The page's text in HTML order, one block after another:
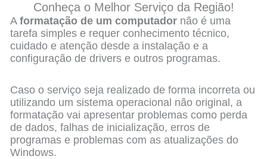
Conheça o Melhor Serviço da Região!
Aformatação de um computador não é uma
tarefa simples e requer conhecimento técnico,
cuidado e atenção desde a instalação e a
configuração de drivers e outros programas.
Caso o serviço seja realizado de forma incorreta ou
utilizando um sistema operacional não original, a
formatação vai apresentar problemas como perda
de dados, falhas de inicialização, erros de
programas e problemas com as atualizações do
Windows.